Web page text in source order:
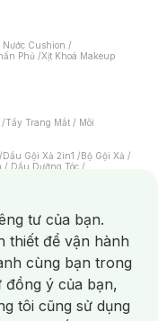
Nước Cushion /
Phủ /Xịt Khoá Makeup
/Tẩy Trang Mắt / Môi
/Dầu Gội Xả 2in1 /Bộ Gội Xả /
/ Dầu Dưỡng Tóc /
Thơm Toàn Thân
Hơi/Nước Rửa Tay
Chải Điện/
tư của bạn.
thiết để vận hành
cùng bạn trong
đồng ý của bạn,
tôi cũng sử dụng